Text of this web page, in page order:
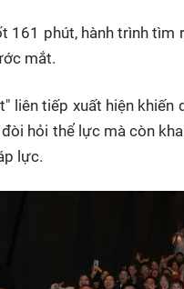
161 phút, hành trình tìm
mắt.
liên tiếp xuất hiện khiến
hỏi thể lực mà còn
lực.